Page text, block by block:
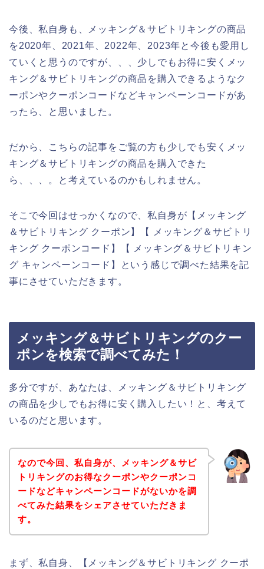
今後、私自身も、メッキング＆サビトリキングの商品
を2020年、2021年、2022年、2023年と今後も愛用し
ていくと思うのですが、、、少しでもお得に安くメッ
キング＆サビトリキングの商品を購入できるようなク
ーポンやクーポンコードなどキャンペーンコードがあ
ったら、と思いました。
だから、こちらの記事をご覧の方も少しでも安くメッ
キング＆サビトリキングの商品を購入できた
ら、、、。と考えているのかもしれません。
そこで今回はせっかくなので、私自身が【メッキング
＆サビトリキング クーポン】【 メッキング＆サビトリ
キング クーポンコード】【 メッキング＆サビトリキン
グ キャンペーンコード】という感じで調べた結果を記
事にさせていただきます。
メッキング＆サビトリキングのクー
ポンを検索で調べてみた！
多分ですが、あなたは、メッキング＆サビトリキング
の商品を少しでもお得に安く購入したい！と、考えて
いるのだと思います。
なので今回、私自身が、メッキング＆サビ
トリキングのお得なクーポンやクーポンコ
ードなどキャンペーンコードがないかを調
べてみた結果をシェアさせていただきま
す。
まず、私自身、【メッキング＆サビトリキング クーポ